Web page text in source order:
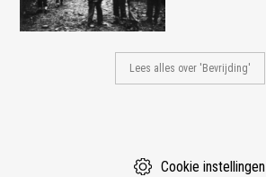
Lees alles over 'Bevrijding'
Cookie instellingen